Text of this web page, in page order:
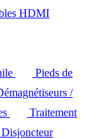
HDMI
Pieds de
/
Traitement
Disjoncteur